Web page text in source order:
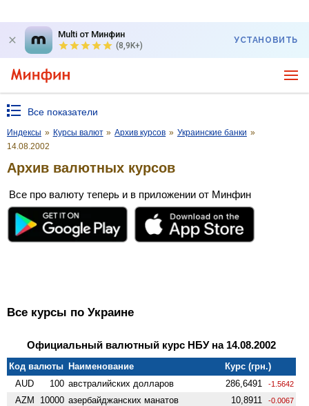
Multi от Минфин
(8,9K+)
УСТАНОВИТЬ
Все показатели
Индексы » Курсы валют » Архив курсов » Украинские банки »
14.08.2002
Архив валютных курсов
Все про валюту теперь и в приложении от Минфин
Все курсы по Украине
Официальный валютный курс НБУ на 14.08.2002
Код валюты Наименование
Курс (грн.)
AUD
100 австралийских долларов 286,6491 -1.5642
AZM 10000 азербайджанских манатов 10,8911 -0.0067